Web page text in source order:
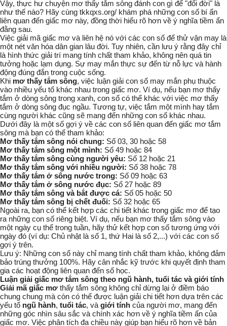
Vậy, thực hư chuyện mơ thấy tắm sông đánh con gì để "đổi đời" là
như thế nào? Hãy cùng tkkqxs.org/ khám phá những con số bí ẩn
liên quan đến giấc mơ này, đồng thời hiểu rõ hơn về ý nghĩa tiềm ẩn
đằng sau.
Việc giải mã giấc mơ và liên hệ nó với các con số để thử vận may là
một nét văn hóa dân gian lâu đời. Tuy nhiên, cần lưu ý rằng đây chỉ
là hình thức giải trí mang tính chất tham khảo, không nên quá tin
tưởng hoặc lạm dụng. Sự may mắn thực sự đến từ nỗ lực và hành
động đúng đắn trong cuộc sống.
Khi mơ thấy tắm sông, việc luận giải con số may mắn phụ thuộc
vào nhiều yếu tố khác nhau trong giấc mơ. Ví dụ, nếu bạn mơ thấy
tắm ở dòng sông trong xanh, con số có thể khác với việc mơ thấy
tắm ở dòng sông đục ngầu. Tương tự, việc tắm một mình hay tắm
cùng người khác cũng sẽ mang đến những con số khác nhau.
Dưới đây là một số gợi ý về các con số liên quan đến giấc mơ tắm
sông mà bạn có thể tham khảo:
Mơ thấy tắm sông nói chung: Số 03, 30 hoặc 58
Mơ thấy tắm sông một mình: Số 49 hoặc 84
Mơ thấy tắm sông cùng người yêu: Số 12 hoặc 21
Mơ thấy tắm sông với nhiều người: Số 38 hoặc 78
Mơ thấy tắm ở sông nước trong: Số 09 hoặc 63
Mơ thấy tắm ở sông nước đục: Số 27 hoặc 89
Mơ thấy tắm sông và bắt được cá: Số 05 hoặc 50
Mơ thấy tắm sông bị chết đuối: Số 32 hoặc 65
Ngoài ra, bạn có thể kết hợp các chi tiết khác trong giấc mơ để tạo
ra những con số riêng biệt. Ví dụ, nếu bạn mơ thấy tắm sông vào
một ngày cụ thể trong tuần, hãy thử kết hợp con số tương ứng với
ngày đó (ví dụ: Chủ nhật là số 1, thứ Hai là số 2,...) với các con số
gợi ý trên.
Lưu ý: Những con số này chỉ mang tính chất tham khảo, không đảm
bảo trúng thưởng 100%. Hãy cân nhắc kỹ trước khi quyết định tham
gia các hoạt động liên quan đến số học.
Luận giải giấc mơ tắm sông theo ngũ hành, tuổi tác và giới tính
Giải mã giấc mơ thấy tắm sông không chỉ dừng lại ở điềm báo
chung chung mà còn có thể được luận giải chi tiết hơn dựa trên các
yếu tố ngũ hành, tuổi tác, và giới tính của người mơ, mang đến
những góc nhìn sâu sắc và chính xác hơn về ý nghĩa tiềm ẩn của
giấc mơ. Việc phân tích đa chiều này giúp bạn hiểu rõ hơn về bản